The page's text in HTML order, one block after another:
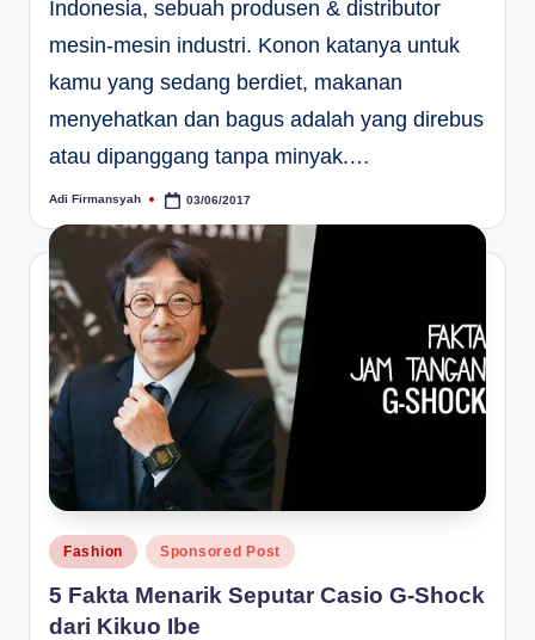
Indonesia, sebuah produsen & distributor
mesin-mesin industri. Konon katanya untuk
kamu yang sedang berdiet, makanan
menyehatkan dan bagus adalah yang direbus
atau dipanggang tanpa minyak.…
Posted
Adi Firmansyah 03/06/2017
Posted
in
Fashion Sponsored Post
5 Fakta Menarik Seputar Casio G-Shock
dari Kikuo Ibe